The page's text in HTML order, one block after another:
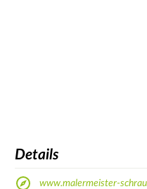
Details
www.malermeister-